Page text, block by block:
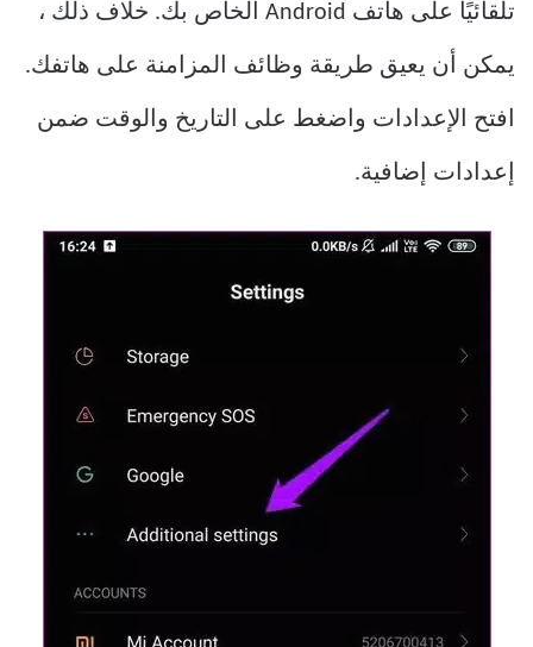
تلقائيًا على هاتف Android الخاص بك. خلاف ذلك ،
يمكن أن يعيق طريقة وظائف المزامنة على هاتفك.
افتح الإعدادات واضغط على التاريخ والوقت ضمن
إعدادات إضافية.